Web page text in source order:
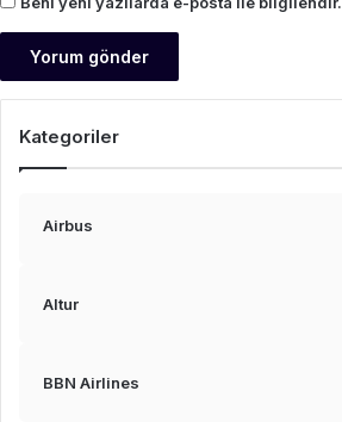
Kategoriler
Airbus
Altur
BBN Airlines